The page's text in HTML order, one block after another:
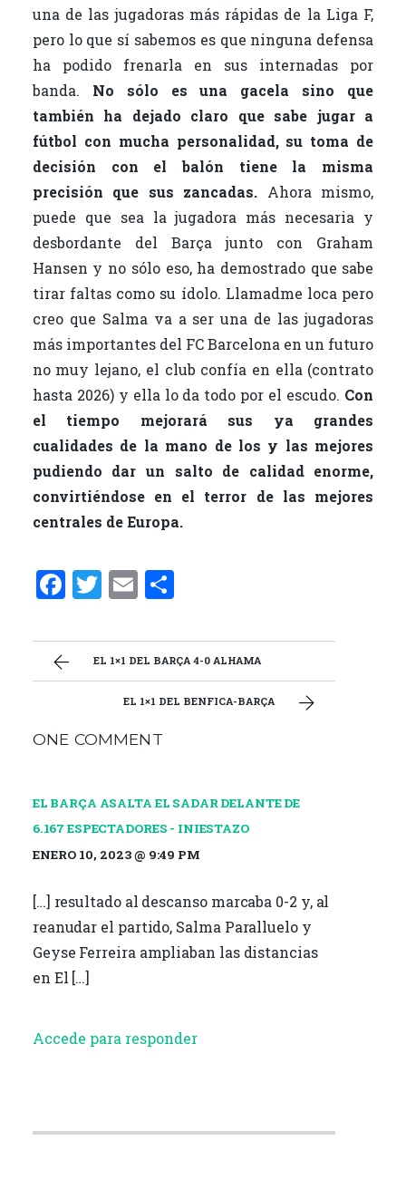
una de las jugadoras más rápidas de la Liga F,
pero lo que sí sabemos es que ninguna defensa
ha podido frenarla en sus internadas por
banda. No sólo es una gacela sino que
también ha dejado claro que sabe jugar a
fútbol con mucha personalidad, su toma de
decisión con el balón tiene la misma
precisión que sus zancadas. Ahora mismo,
puede que sea la jugadora más necesaria y
desbordante del Barça junto con Graham
Hansen y no sólo eso, ha demostrado que sabe
tirar faltas como su ídolo. Llamadme loca pero
creo que Salma va a ser una de las jugadoras
más importantes del FC Barcelona en un futuro
no muy lejano, el club confía en ella (contrato
hasta 2026) y ella lo da todo por el escudo. Con
el tiempo mejorará sus ya grandes
cualidades de la mano de los y las mejores
pudiendo dar un salto de calidad enorme,
convirtiéndose en el terror de las mejores
centrales de Europa.
F
ce
b
o
k
T
it
te
E
ai
l
C
m
p
ar
EL 1×1 DEL BARÇA 4-0 ALHAMA
EL 1×1 DEL BENFICA-BARÇA
ONE COMMENT
EL BARÇA ASALTA EL SADAR DELANTE DE
6.167 ESPECTADORES - INIESTAZO
ENERO 10, 2023 @ 9:49 PM
[…] resultado al descanso marcaba 0-2 y, al
reanudar el partido, Salma Paralluelo y
Geyse Ferreira ampliaban las distancias
en El […]
Accede para responder